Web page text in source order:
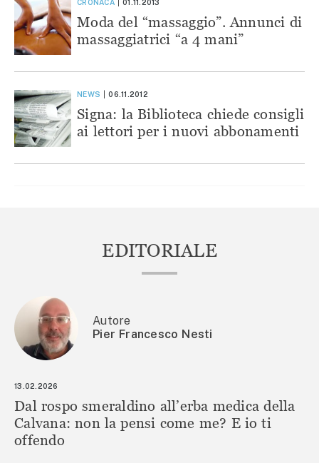
CRONACA 01.11.2013
Moda del “massaggio”. Annunci di
massaggiatrici “a 4 mani”
NEWS 06.11.2012
Signa: la Biblioteca chiede consigli
ai lettori per i nuovi abbonamenti
EDITORIALE
Autore
Pier Francesco Nesti
13.02.2026
Dal rospo smeraldino all’erba medica della
Calvana: non la pensi come me? E io ti
offendo